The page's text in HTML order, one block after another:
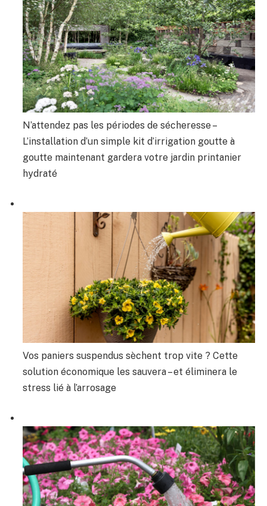
N’attendez pas les périodes de sécheresse –
L’installation d’un simple kit d’irrigation goutte à
goutte maintenant gardera votre jardin printanier
hydraté
Vos paniers suspendus sèchent trop vite ? Cette
solution économique les sauvera – et éliminera le
stress lié à l’arrosage